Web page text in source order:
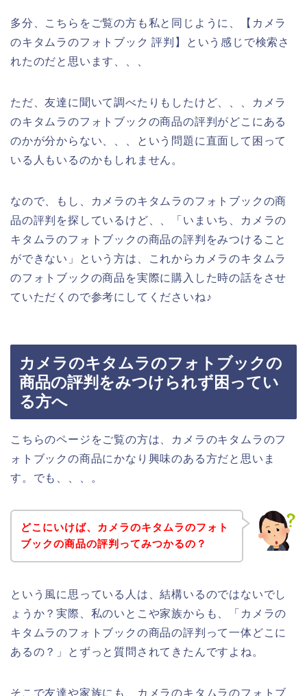
多分、こちらをご覧の方も私と同じように、【カメラ
のキタムラのフォトブック 評判】という感じで検索さ
れたのだと思います、、、
ただ、友達に聞いて調べたりもしたけど、、、カメラ
のキタムラのフォトブックの商品の評判がどこにある
のかが分からない、、、という問題に直面して困って
いる人もいるのかもしれません。
なので、もし、カメラのキタムラのフォトブックの商
品の評判を探しているけど、、「いまいち、カメラの
キタムラのフォトブックの商品の評判をみつけること
ができない」という方は、これからカメラのキタムラ
のフォトブックの商品を実際に購入した時の話をさせ
ていただくので参考にしてくださいね♪
カメラのキタムラのフォトブックの
商品の評判をみつけられず困ってい
る方へ
こちらのページをご覧の方は、カメラのキタムラのフ
ォトブックの商品にかなり興味のある方だと思いま
す。でも、、、。
どこにいけば、カメラのキタムラのフォト
ブックの商品の評判ってみつかるの？
という風に思っている人は、結構いるのではないでし
ょうか？実際、私のいとこや家族からも、「カメラの
キタムラのフォトブックの商品の評判って一体どこに
あるの？」とずっと質問されてきたんですよね。
そこで友達や家族にも、カメラのキタムラのフォトブ